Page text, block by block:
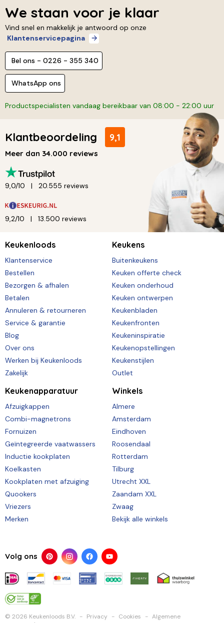
We staan voor je klaar
Vind snel en makkelijk je antwoord op onze
Klantenservicepagina
Bel ons - 0226 - 355 340
WhatsApp ons
Productspecialisten vandaag bereikbaar van 08:00 - 22:00 uur
Klantbeoordeling 9,1
Meer dan 34.000 reviews
9,0/10 20.555 reviews
9,2/10 13.500 reviews
Keukenloods
Klantenservice
Bestellen
Bezorgen & afhalen
Betalen
Annuleren & retourneren
Service & garantie
Blog
Over ons
Werken bij Keukenloods
Zakelijk
Keukens
Buitenkeukens
Keuken offerte check
Keuken onderhoud
Keuken ontwerpen
Keukenbladen
Keukenfronten
Keukeninspiratie
Keukenopstellingen
Keukenstijlen
Outlet
Keukenapparatuur
Afzuigkappen
Combi-magnetrons
Fornuizen
Geïntegreerde vaatwassers
Inductie kookplaten
Koelkasten
Kookplaten met afzuiging
Quookers
Vriezers
Merken
Winkels
Almere
Amsterdam
Eindhoven
Roosendaal
Rotterdam
Tilburg
Utrecht XXL
Zaandam XXL
Zwaag
Bekijk alle winkels
Volg ons
© 2026 Keukenloods B.V. Privacy Cookies
Algemene